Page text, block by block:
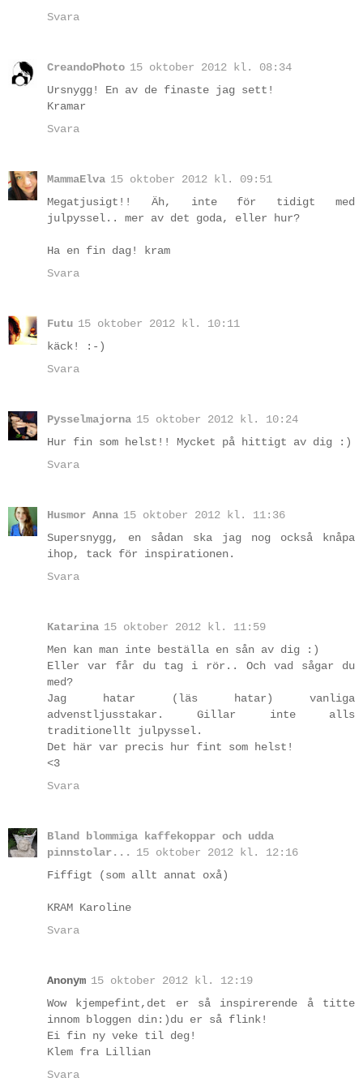
Svara
CreandoPhoto 15 oktober 2012 kl. 08:34
Ursnygg! En av de finaste jag sett!
Kramar
Svara
MammaElva 15 oktober 2012 kl. 09:51
Megatjusigt!! Äh, inte för tidigt med
julpyssel.. mer av det goda, eller hur?
Ha en fin dag! kram
Svara
Futu 15 oktober 2012 kl. 10:11
käck! :-)
Svara
Pysselmajorna 15 oktober 2012 kl. 10:24
Hur fin som helst!! Mycket på hittigt av dig :)
Svara
Husmor Anna 15 oktober 2012 kl. 11:36
Supersnygg, en sådan ska jag nog också knåpa
ihop, tack för inspirationen.
Svara
Katarina 15 oktober 2012 kl. 11:59
Men kan man inte beställa en sån av dig :)
Eller var får du tag i rör.. Och vad sågar du
med?
Jag hatar (läs hatar) vanliga
advenstljusstakar. Gillar inte alls
traditionellt julpyssel.
Det här var precis hur fint som helst!
<3
Svara
Bland blommiga kaffekoppar och udda
pinnstolar...
15 oktober 2012 kl. 12:16
Fiffigt (som allt annat oxå)
KRAM Karoline
Svara
Anonym 15 oktober 2012 kl. 12:19
Wow kjempefint,det er så inspirerende å titte
innom bloggen din:)du er så flink!
Ei fin ny veke til deg!
Klem fra Lillian
Svara